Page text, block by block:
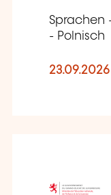
Sprachen
- Polnisch
23.09.2026